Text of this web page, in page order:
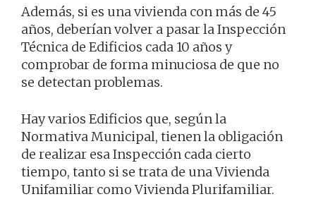
Además, si es una vivienda con más de 45
años, deberían volver a pasar la Inspección
Técnica de Edificios cada 10 años y
comprobar de forma minuciosa de que no
se detectan problemas.
Hay varios Edificios que, según la
Normativa Municipal, tienen la obligación
de realizar esa Inspección cada cierto
tiempo, tanto si se trata de una Vivienda
Unifamiliar como Vivienda Plurifamiliar.